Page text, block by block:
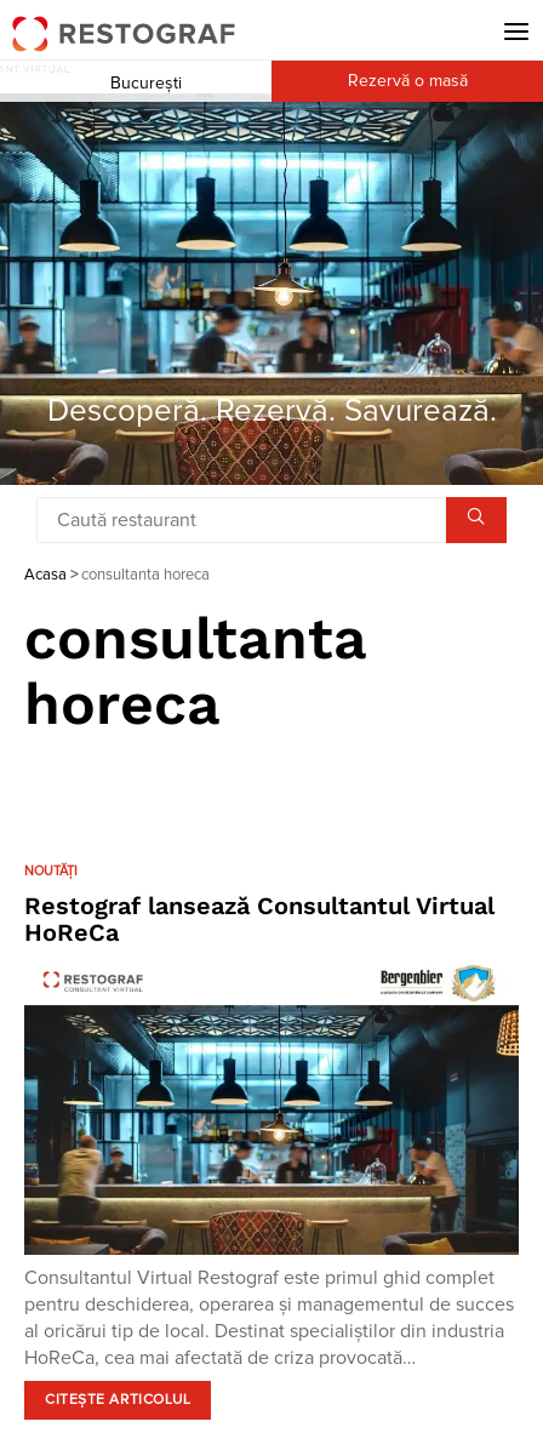
Descoperă. Rezervă. Savurează.
București Rezervă o masă
Acasa >consultanta horeca
consultanta
horeca
NOUTĂȚI
Restograf lansează Consultantul Virtual
HoReCa
Consultantul Virtual Restograf este primul ghid complet
pentru deschiderea, operarea și managementul de succes
al oricărui tip de local. Destinat specialiștilor din industria
HoReCa, cea mai afectată de criza provocată…
CITEȘTE ARTICOLUL